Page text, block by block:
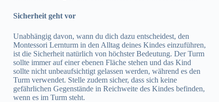
Sicherheit geht vor
Unabhängig davon, wann du dich dazu entscheidest, den
Montessori Lernturm in den Alltag deines Kindes einzuführen,
ist die Sicherheit natürlich von höchster Bedeutung. Der Turm
sollte immer auf einer ebenen Fläche stehen und das Kind
sollte nicht unbeaufsichtigt gelassen werden, während es den
Turm verwendet. Stelle zudem sicher, dass sich keine
gefährlichen Gegenstände in Reichweite des Kindes befinden,
wenn es im Turm steht.